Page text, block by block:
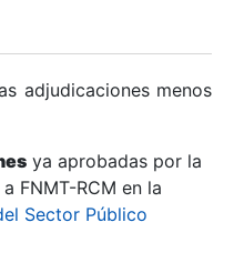
adjudicaciones menos
ya aprobadas por la
FNMT-RCM en la
Sector Público